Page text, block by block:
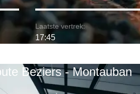
Laatste vertrek:
17:45
Beziers - Montauban